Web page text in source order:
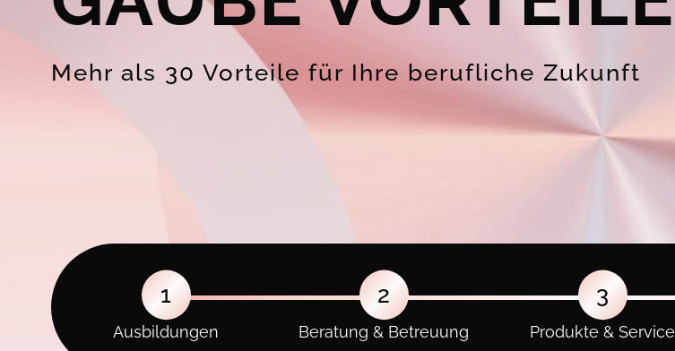
Mehr als 30 Vorteile für Ihre berufliche Zukunft
1
Ausbildungen
2
Beratung & Betreuung
3
Produkte & Service